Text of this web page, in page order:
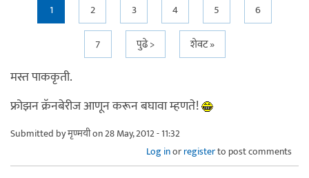
Pages
1 2 3 4 5
6
7
पुढे > शेवट »
मस्त पाककृती.
फ्रोझन क्रॅनबेरीज आणून करून बघावा म्हणते!
Submitted byमृण्मयीon 28 May, 2012 - 11:32
Log inorregisterto post comments